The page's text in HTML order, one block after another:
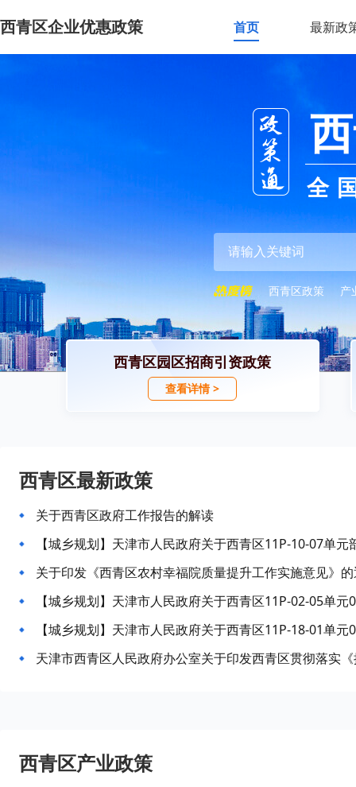
西青区企业优惠政策 首页 最新政
全
西青区政策 产
西青区园区招商引资政策
查看详情 >
西青区最新政策
关于西青区政府工作报告的解读
关于印发《西青区农村幸福院质量提升工作实施意见》
西青区产业政策